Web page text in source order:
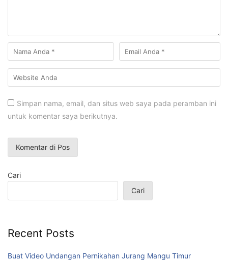
Simpan nama, email, dan situs web saya pada peramban ini
untuk komentar saya berikutnya.
Cari
Cari
Recent Posts
Buat Video Undangan Pernikahan Jurang Mangu Timur